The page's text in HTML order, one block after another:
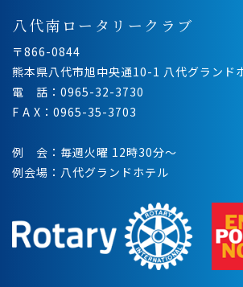
八代南ロータリークラブ
〒866-0844
熊本県八代市旭中央通10-1 八代グランド
電 話：0965-32-3730
F A X：0965-35-3703
例 会：毎週火曜 12時30分〜
例会場：八代グランドホテル